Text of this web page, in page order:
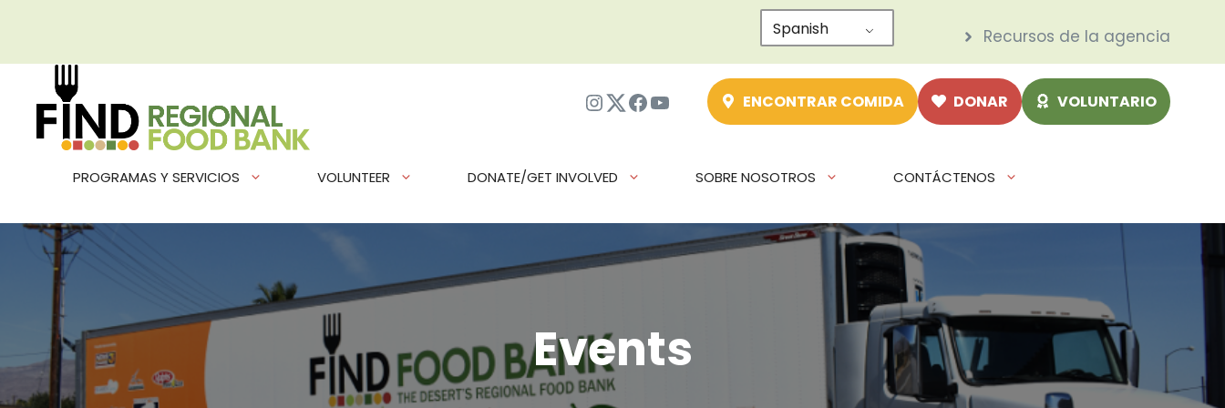
contenido
Recursos de la agencia
Spanish
Instagram
Twitter
Facebook
YouTube ENCONTRAR COMIDA DONAR VOLUNTARIO
PROGRAMAS Y SERVICIOS VOLUNTEER DONATE/GET INVOLVED SOBRE NOSOTROS CONTÁCTENOS
Events